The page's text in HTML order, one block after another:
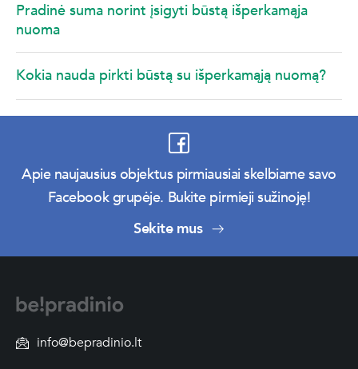
Pradinė suma norint įsigyti būstą išperkamąja
nuoma
Kokia nauda pirkti būstą su išperkamąją nuomą?
Apie naujausius objektus pirmiausiai skelbiame savo
Facebook grupėje. Bukite pirmieji sužinoję!
Sekite mus
info@bepradinio.lt